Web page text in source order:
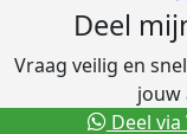
Deel
Vraag veilig en
jouw
Deel via